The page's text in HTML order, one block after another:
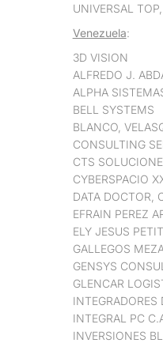
UNIVERSAL TOP,
Venezuela:
3D VISION
ALFREDO J.
ALPHA
BELL SYSTEMS
BLANCO,
CONSULTING
CTS
CYBERSPACIO
DATA DOCTOR,
EFRAIN PEREZ
ELY JESUS
GALLEGOS
GENSYS
GLENCAR
INTEGRAL PC
INVERSIONES